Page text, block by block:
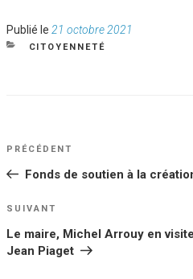
Publié le Publié
le
21 octobre 2021
CATÉGORIES
CITOYENNETÉ
NAVIGATION
DE
Article
PRÉCÉDENT
Fonds de soutien à la
Article
SUIVANT
Le maire, Michel Arrouy en
Jean Piaget